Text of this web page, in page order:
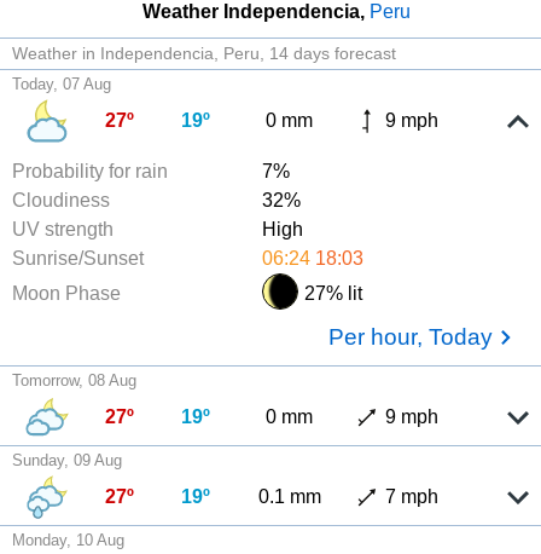
Weather Independencia Peru
Weather in Independencia, Peru 14 days forecast
Today, 07 Aug
27º 19º 0 mm 9 mph
Probability for rain
7%
Cloudiness
32%
UV strength
High
Sunrise/Sunset
06:24 18:03
Moon Phase
27% lit
Per hour, Today
Tomorrow, 08 Aug
27º 19º 0 mm 9 mph
Sunday, 09 Aug
27º 19º 0.1 mm 7 mph
Monday, 10 Aug